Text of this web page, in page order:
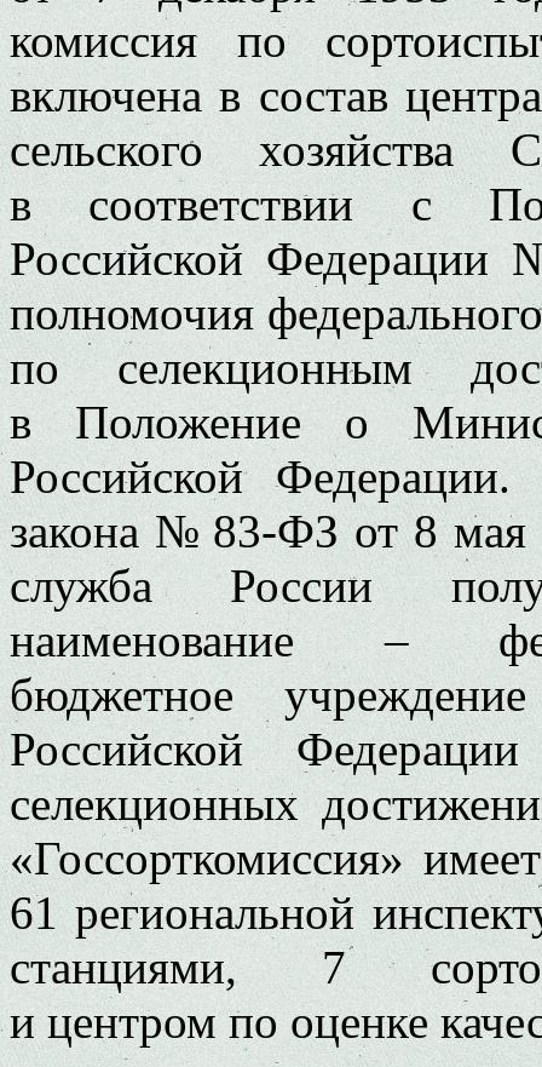
комиссия по
включена в состав
сельского
в соответствии с
Российской Федерации
полномочия
по селекционным
в Положение о
Российской
закона № 83-ФЗ от 8 мая
служба России
наименование –
бюджетное
Российской
селекционных
«Госсорткомиссия»
61 региональной
станциями, 7
и центром по оценке